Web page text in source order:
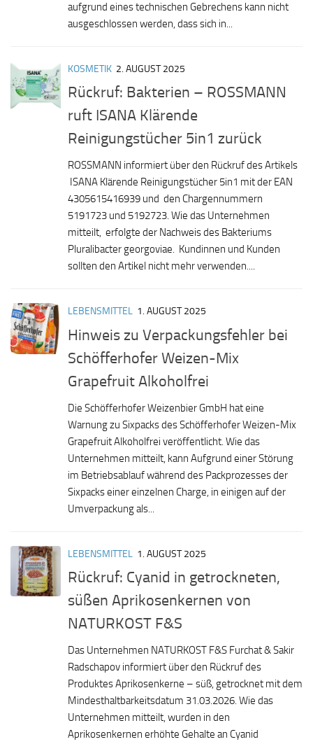
aufgrund eines technischen Gebrechens kann nicht
ausgeschlossen werden, dass sich in...
KOSMETIK 2. AUGUST 2025
Rückruf: Bakterien – ROSSMANN
ruft ISANA Klärende
Reinigungstücher 5in1 zurück
ROSSMANN informiert über den Rückruf des Artikels
ISANA Klärende Reinigungstücher 5in1 mit der EAN
4305615416939 und den Chargennummern
5191723 und 5192723. Wie das Unternehmen
mitteilt, erfolgte der Nachweis des Bakteriums
Pluralibacter georgoviae. Kundinnen und Kunden
sollten den Artikel nicht mehr verwenden....
LEBENSMITTEL 1. AUGUST 2025
Hinweis zu Verpackungsfehler bei
Schöfferhofer Weizen-Mix
Grapefruit Alkoholfrei
Die Schöfferhofer Weizenbier GmbH hat eine
Warnung zu Sixpacks des Schöfferhofer Weizen-Mix
Grapefruit Alkoholfrei veröffentlicht. Wie das
Unternehmen mitteilt, kann Aufgrund einer Störung
im Betriebsablauf während des Packprozesses der
Sixpacks einer einzelnen Charge, in einigen auf der
Umverpackung als...
LEBENSMITTEL 1. AUGUST 2025
Rückruf: Cyanid in getrockneten,
süßen Aprikosenkernen von
NATURKOST F&S
Das Unternehmen NATURKOST F&S Furchat & Sakir
Radschapov informiert über den Rückruf des
Produktes Aprikosenkerne – süß, getrocknet mit dem
Mindesthaltbarkeitsdatum 31.03.2026. Wie das
Unternehmen mitteilt, wurden in den
Aprikosenkernen erhöhte Gehalte an Cyanid